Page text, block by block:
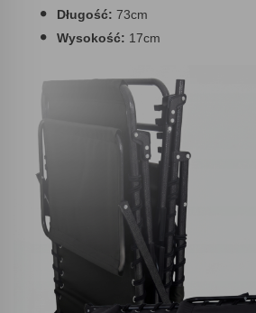
Długość: 73cm
Wysokość: 17cm